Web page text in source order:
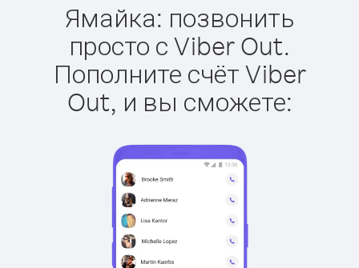
Ямайка: позвонить
просто с Viber Out.
Пополните счёт Viber
Out, и вы сможете: